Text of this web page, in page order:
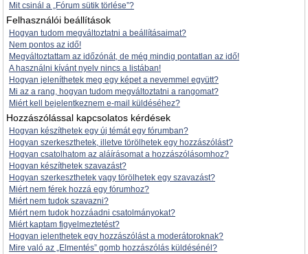
Mit csinál a „Fórum sütik törlése”?
Felhasználói beállítások
Hogyan tudom megváltoztatni a beállításaimat?
Nem pontos az idő!
Megváltoztattam az időzónát, de még mindig pontatlan az idő!
A használni kívánt nyelv nincs a listában!
Hogyan jeleníthetek meg egy képet a nevemmel együtt?
Mi az a rang, hogyan tudom megváltoztatni a rangomat?
Miért kell bejelentkeznem e-mail küldéséhez?
Hozzászólással kapcsolatos kérdések
Hogyan készíthetek egy új témát egy fórumban?
Hogyan szerkeszthetek, illetve törölhetek egy hozzászólást?
Hogyan csatolhatom az aláírásomat a hozzászólásomhoz?
Hogyan készíthetek szavazást?
Hogyan szerkeszthetek vagy törölhetek egy szavazást?
Miért nem férek hozzá egy fórumhoz?
Miért nem tudok szavazni?
Miért nem tudok hozzáadni csatolmányokat?
Miért kaptam figyelmeztetést?
Hogyan jelenthetek egy hozzászólást a moderátoroknak?
Mire való az „Elmentés” gomb hozzászólás küldésénél?